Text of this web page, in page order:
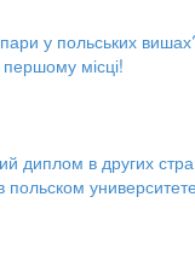
у польських
місці!
диплом в других